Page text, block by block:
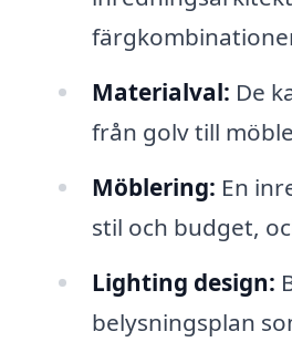
Materialval: De
från golv till
Möblering: En
stil och budget,
Lighting design:
belysningsplan